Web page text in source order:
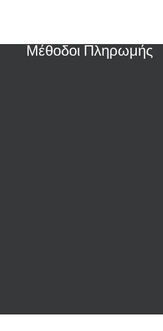
Μέθοδοι Πληρωμής